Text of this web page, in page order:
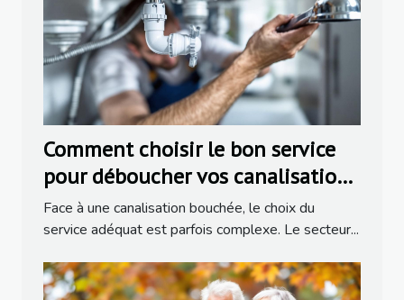
Comment choisir le bon service
pour déboucher vos canalisations
?
Face à une canalisation bouchée, le choix du
service adéquat est parfois complexe. Le secteur...